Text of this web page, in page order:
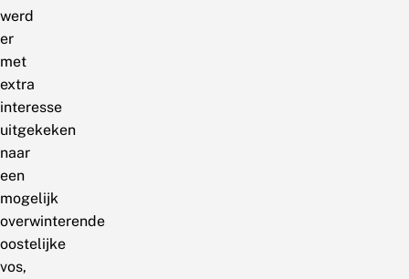
werd
er
met
extra
interesse
uitgekeken
naar
een
mogelijk
overwinterende
oostelijke
vos,